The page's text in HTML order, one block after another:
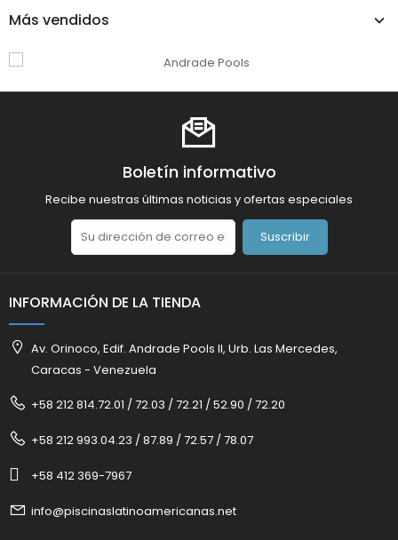
Más vendidos
Boletín informativo
Recibe nuestras últimas noticias y ofertas especiales
Suscribir
INFORMACIÓN DE LA TIENDA
Av. Orinoco, Edif. Andrade Pools II, Urb. Las Mercedes,
Caracas - Venezuela
+58 212 814.72.01 / 72.03 / 72.21 / 52.90 / 72.20
+58 212 993.04.23 / 87.89 / 72.57 / 78.07
+58 412 369-7967
info@piscinaslatinoamericanas.net